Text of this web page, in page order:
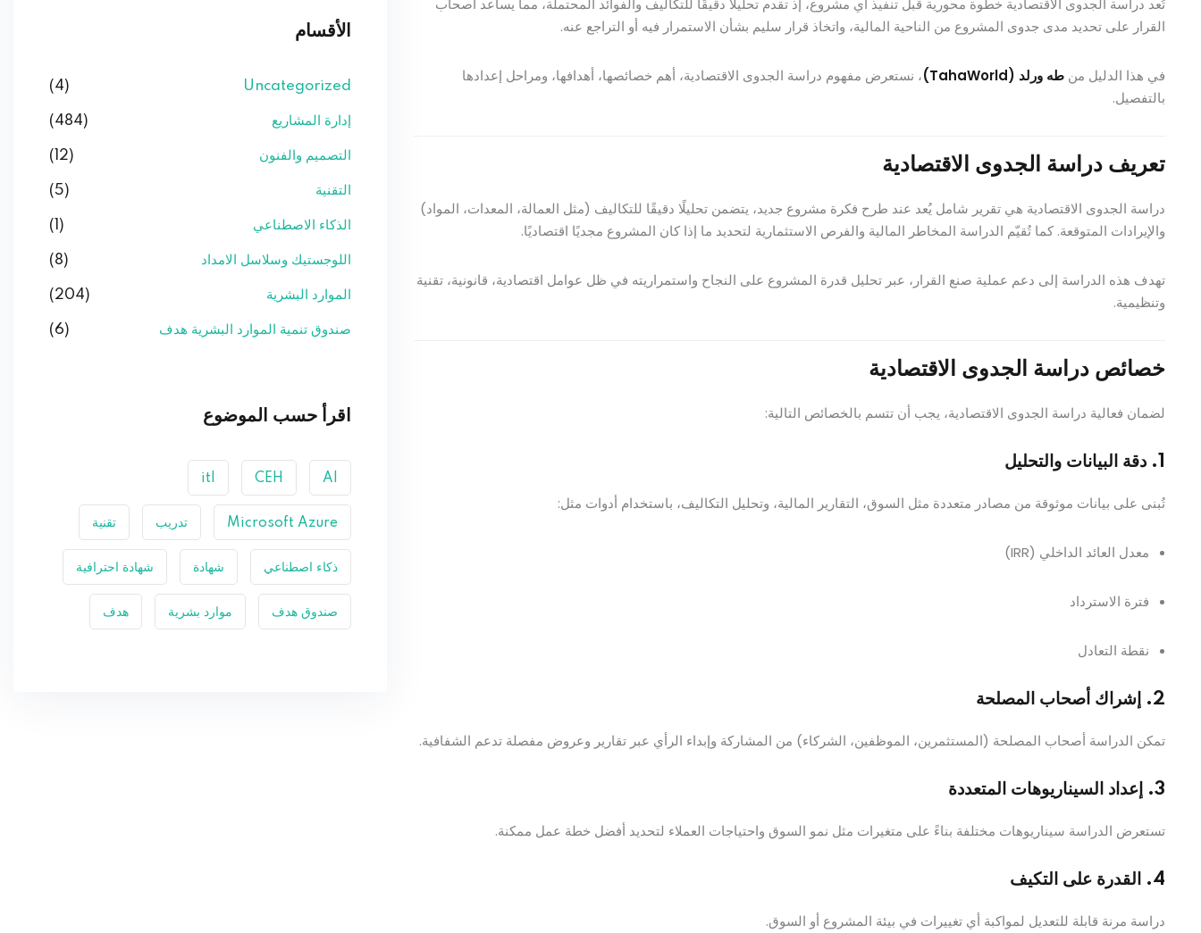
تُعد دراسة الجدوى الاقتصادية خطوة محورية قبل تنفيذ أي مشروع، إذ تقدم تحليلًا دقيقًا للتكاليف والفوائد المحتملة، مما يساعد أصحاب
القرار على تحديد مدى جدوى المشروع من الناحية المالية، واتخاذ قرار سليم بشأن الاستمرار فيه أو التراجع عنه.
في هذا الدليل من طه ورلد (TahaWorld)
، نستعرض مفهوم دراسة الجدوى الاقتصادية، أهم خصائصها، أهدافها، ومراحل إعدادها
بالتفصيل.
تعريف دراسة الجدوى الاقتصادية
دراسة الجدوى الاقتصادية هي تقرير شامل يُعد عند طرح فكرة مشروع جديد، يتضمن تحليلًا دقيقًا للتكاليف (مثل العمالة، المعدات، المواد)
والإيرادات المتوقعة. كما تُقيّم الدراسة المخاطر المالية والفرص الاستثمارية لتحديد ما إذا كان المشروع مجديًا اقتصاديًا.
تهدف هذه الدراسة إلى دعم عملية صنع القرار، عبر تحليل قدرة المشروع على النجاح واستمراريته في ظل عوامل اقتصادية، قانونية، تقنية
وتنظيمية.
خصائص دراسة الجدوى الاقتصادية
لضمان فعالية دراسة الجدوى الاقتصادية، يجب أن تتسم بالخصائص التالية:
تُبنى على بيانات موثوقة من مصادر متعددة مثل السوق، التقارير المالية، وتحليل التكاليف، باستخدام أدوات مثل:
معدل العائد الداخلي (IRR)
فترة الاسترداد
نقطة التعادل
2. إشراك أصحاب المصلحة
تمكن الدراسة أصحاب المصلحة (المستثمرين، الموظفين، الشركاء) من المشاركة وإبداء الرأي عبر تقارير وعروض مفصلة تدعم الشفافية.
3. إعداد السيناريوهات المتعددة
تستعرض الدراسة سيناريوهات مختلفة بناءً على متغيرات مثل نمو السوق واحتياجات العملاء لتحديد أفضل خطة عمل ممكنة.
4. القدرة على التكيف
دراسة مرنة قابلة للتعديل لمواكبة أي تغييرات في بيئة المشروع أو السوق.
الأقسام
Uncategorized
(4)
إدارة المشاريع (484)
التصميم والفنون (12)
التقنية (5)
الذكاء الاصطناعي (1)
اللوجستيك وسلاسل الامداد (8)
الموارد البشرية (204)
صندوق تنمية الموارد البشرية هدف (6)
اقرأ حسب الموضوع
AI
CEH
itl
Microsoft Azure تدريب تقنية
ذكاء اصطناعي شهادة شهادة احترافية
صندوق هدف موارد بشرية هدف